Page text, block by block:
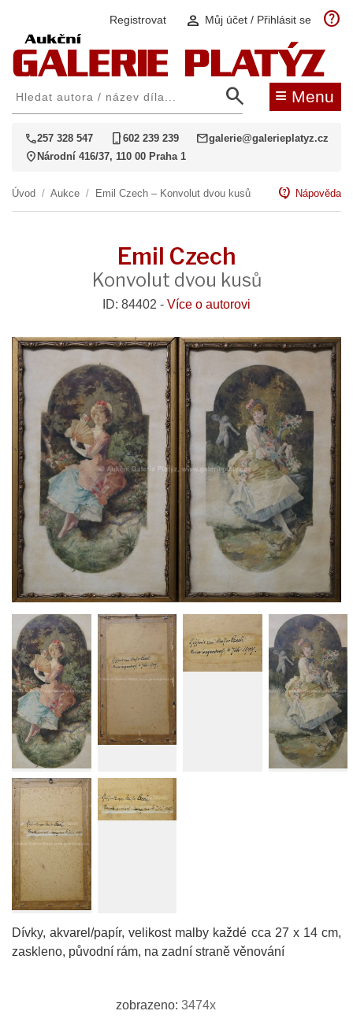
Registrovat person Můj účet / Přihlásit se help
search ≡ Menu
call257 328 547 phone_iphone602 239 239 mailgalerie@galerieplatyz.cz
location_on Národní 416/37, 110 00 Praha 1
Úvod / Aukce / Emil Czech – Konvolut dvou kusů contact_support Nápověda
Emil Czech
Konvolut dvou kusů
ID: 84402 - Více o autorovi
Dívky, akvarel/papír, velikost malby každé cca 27 x 14 cm,
zaskleno, původní rám, na zadní straně věnování
zobrazeno: 3474x